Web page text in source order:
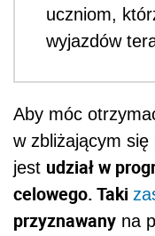
uczniom,
wyjazdów
Aby móc
w zbliżającym
jest udział w
celowego. Taki
przyznawany na